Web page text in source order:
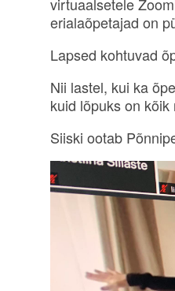
erialaõpetajad on
Lapsed kohtuvad
Nii lastel, kui ka
kuid lõpuks on
Siiski ootab